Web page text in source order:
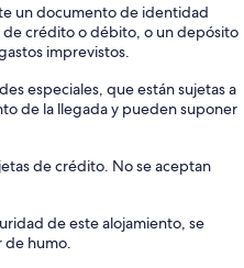
un documento de identidad
crédito o débito, o un depósito
imprevistos.
especiales, que están sujetas a
de la llegada y pueden suponer
de crédito. No se aceptan
de este alojamiento, se
de humo.